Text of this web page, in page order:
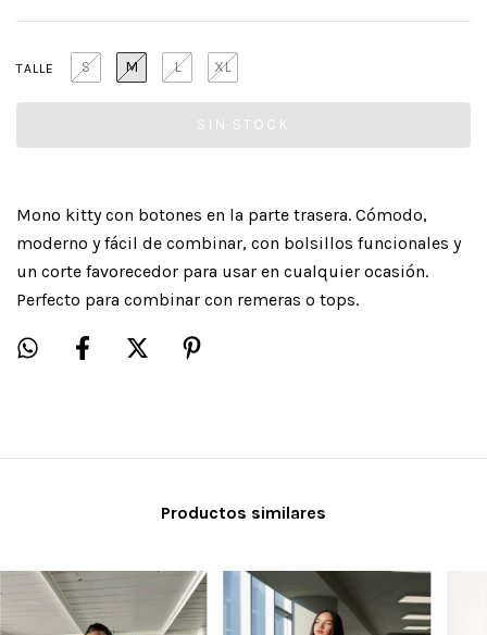
TALLE S M L XL
Mono kitty con botones en la parte trasera. Cómodo,
moderno y fácil de combinar, con bolsillos funcionales y
un corte favorecedor para usar en cualquier ocasión.
Perfecto para combinar con remeras o tops.
Productos similares